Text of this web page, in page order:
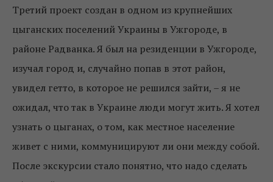
Третий проект создан в одном из крупнейших
цыганских поселений Украины в Ужгороде, в
районе Радванка. Я был на резиденции в Ужгороде,
изучал город и, случайно попав в этот район,
увидел гетто, в которое не решился зайти, – я не
ожидал, что так в Украине люди могут жить. Я хотел
узнать о цыганах, о том, как местное население
живет с ними, коммуницируют ли они между собой.
После экскурсии стало понятно, что надо сделать